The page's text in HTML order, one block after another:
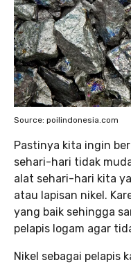
Source: poilindonesia.com
Pastinya kita ingin
sehari-hari tidak
alat sehari-hari kita
atau lapisan nikel.
yang baik sehingga
pelapis logam agar
Nikel sebagai pelapis